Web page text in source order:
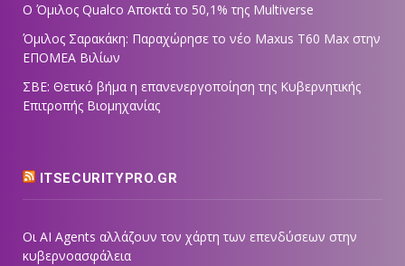
Ο Όμιλος Qualco Αποκτά το 50,1% της Multiverse
Όμιλος Σαρακάκη: Παραχώρησε το νέο Maxus T60 Max στην
ΕΠΟΜΕΑ Βιλίων
ΣΒΕ: Θετικό βήμα η επανενεργοποίηση της Κυβερνητικής
Επιτροπής Βιομηχανίας
ITSECURITYPRO.GR
Οι AI Agents αλλάζουν τον χάρτη των επενδύσεων στην
κυβερνοασφάλεια